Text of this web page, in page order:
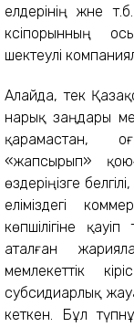
елдерінің және
кәсіпорынның
шектеулі
Алайда, тек
нарық заңдары
қарамастан,
«жапсырып»
өздеріңізге
еліміздегі
көпшілігіне
аталған
мемлекеттік
субсидиарлық
кеткен. Бұл